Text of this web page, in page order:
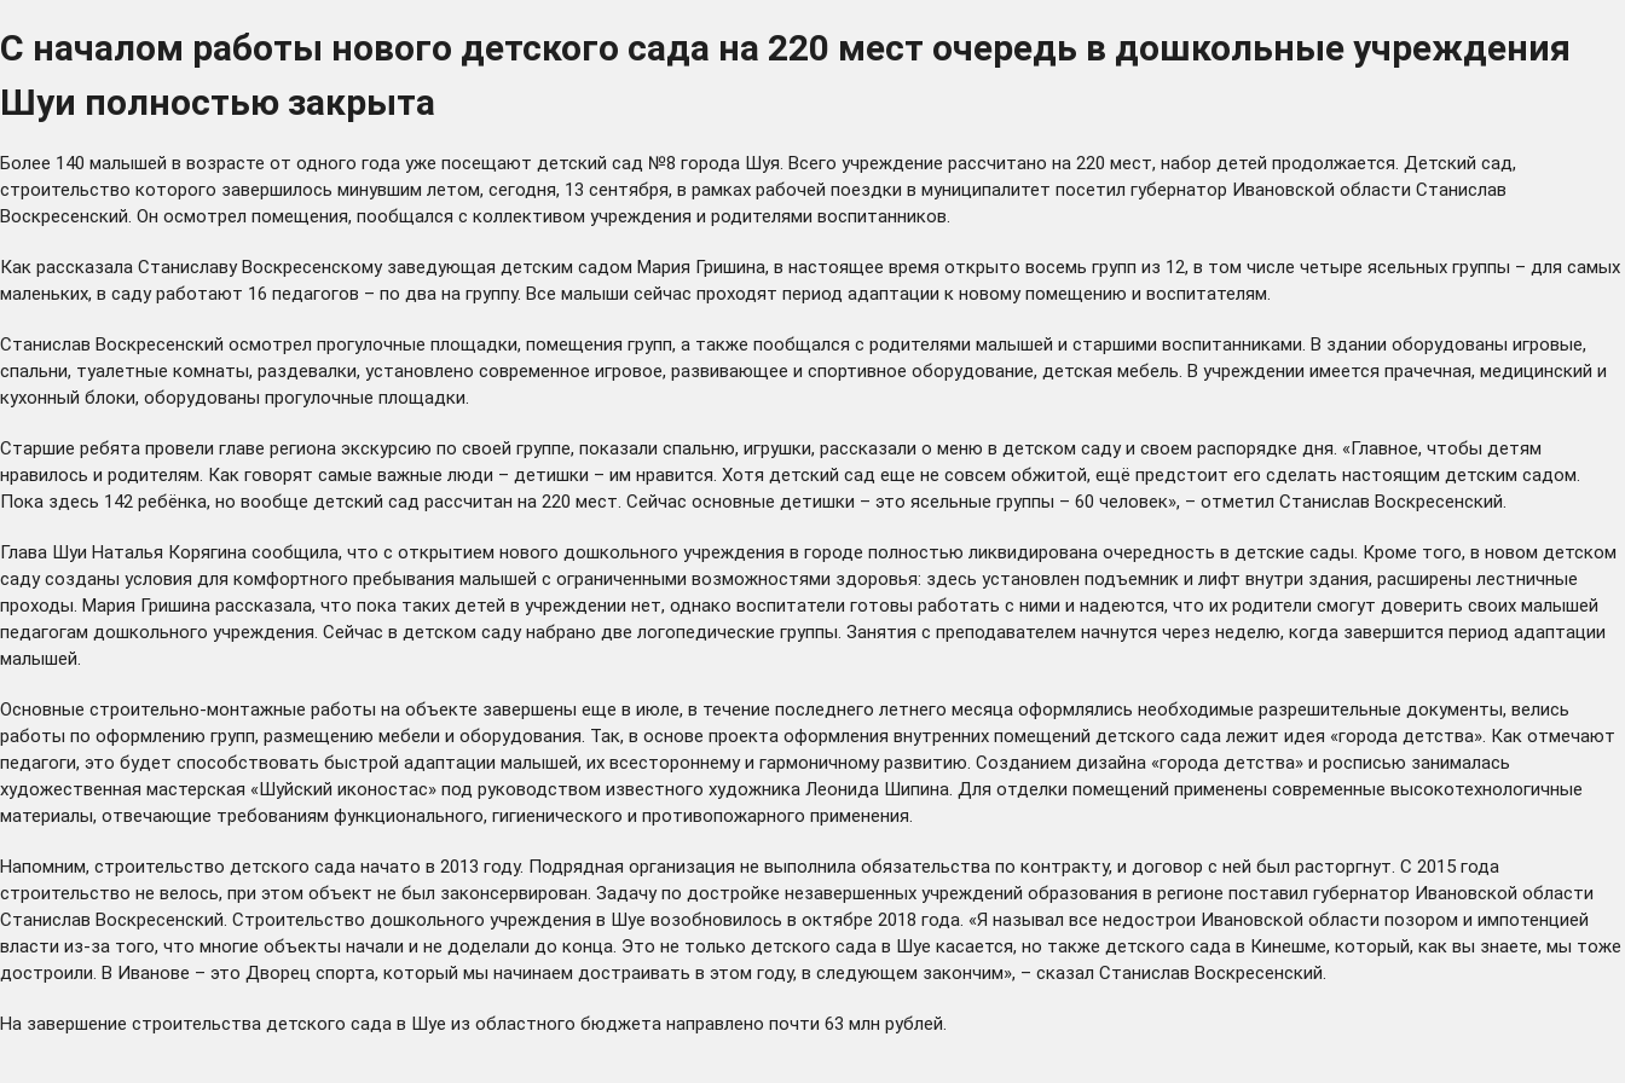
С началом работы нового детского сада на 220 мест очередь в дошкольные учреждения
Шуи полностью закрыта
Более 140 малышей в возрасте от одного года уже посещают детский сад №8 города Шуя. Всего учреждение рассчитано на 220 мест, набор детей продолжается. Детский сад,
строительство которого завершилось минувшим летом, сегодня, 13 сентября, в рамках рабочей поездки в муниципалитет посетил губернатор Ивановской области Станислав
Воскресенский. Он осмотрел помещения, пообщался с коллективом учреждения и родителями воспитанников.
Как рассказала Станиславу Воскресенскому заведующая детским садом Мария Гришина, в настоящее время открыто восемь групп из 12, в том числе четыре ясельных группы – для самых
маленьких, в саду работают 16 педагогов – по два на группу. Все малыши сейчас проходят период адаптации к новому помещению и воспитателям.
Станислав Воскресенский осмотрел прогулочные площадки, помещения групп, а также пообщался с родителями малышей и старшими воспитанниками. В здании оборудованы игровые,
спальни, туалетные комнаты, раздевалки, установлено современное игровое, развивающее и спортивное оборудование, детская мебель. В учреждении имеется прачечная, медицинский и
кухонный блоки, оборудованы прогулочные площадки.
Старшие ребята провели главе региона экскурсию по своей группе, показали спальню, игрушки, рассказали о меню в детском саду и своем распорядке дня. «Главное, чтобы детям
нравилось и родителям. Как говорят самые важные люди – детишки – им нравится. Хотя детский сад еще не совсем обжитой, ещё предстоит его сделать настоящим детским садом.
Пока здесь 142 ребёнка, но вообще детский сад рассчитан на 220 мест. Сейчас основные детишки – это ясельные группы – 60 человек», – отметил Станислав Воскресенский.
Глава Шуи Наталья Корягина сообщила, что с открытием нового дошкольного учреждения в городе полностью ликвидирована очередность в детские сады. Кроме того, в новом детском
саду созданы условия для комфортного пребывания малышей с ограниченными возможностями здоровья: здесь установлен подъемник и лифт внутри здания, расширены лестничные
проходы. Мария Гришина рассказала, что пока таких детей в учреждении нет, однако воспитатели готовы работать с ними и надеются, что их родители смогут доверить своих малышей
педагогам дошкольного учреждения. Сейчас в детском саду набрано две логопедические группы. Занятия с преподавателем начнутся через неделю, когда завершится период адаптации
малышей.
Основные строительно-монтажные работы на объекте завершены еще в июле, в течение последнего летнего месяца оформлялись необходимые разрешительные документы, велись
работы по оформлению групп, размещению мебели и оборудования. Так, в основе проекта оформления внутренних помещений детского сада лежит идея «города детства». Как отмечают
педагоги, это будет способствовать быстрой адаптации малышей, их всестороннему и гармоничному развитию. Созданием дизайна «города детства» и росписью занималась
художественная мастерская «Шуйский иконостас» под руководством известного художника Леонида Шипина. Для отделки помещений применены современные высокотехнологичные
материалы, отвечающие требованиям функционального, гигиенического и противопожарного применения.
Напомним, строительство детского сада начато в 2013 году. Подрядная организация не выполнила обязательства по контракту, и договор с ней был расторгнут. С 2015 года
строительство не велось, при этом объект не был законсервирован. Задачу по достройке незавершенных учреждений образования в регионе поставил губернатор Ивановской области
Станислав Воскресенский. Строительство дошкольного учреждения в Шуе возобновилось в октябре 2018 года. «Я называл все недострои Ивановской области позором и импотенцией
власти из-за того, что многие объекты начали и не доделали до конца. Это не только детского сада в Шуе касается, но также детского сада в Кинешме, который, как вы знаете, мы тоже
достроили . В Иванове – это Дворец спорта, который мы начинаем достраивать в этом году, в следующем закончим», – сказал Станислав Воскресенский.
На завершение строительства детского сада в Шуе из областного бюджета направлено почти 63 млн рублей.